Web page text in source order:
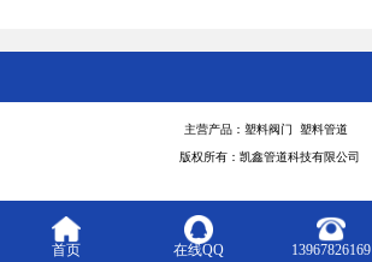
主营产品：塑料阀门 塑料管道
版权所有：凯鑫管道科技有限公司
首页 在线QQ 13967826169